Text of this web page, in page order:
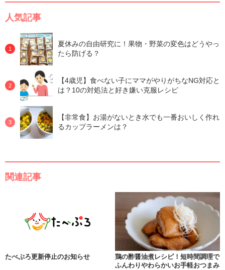
人気記事
夏休みの自由研究に！果物・野菜の変色はどうやっ
たら防げる？
【4歳児】食べない子にママがやりがちなNG対応と
は？10の対処法と好き嫌い克服レシピ
【非常食】お湯がないとき水でも一番おいしく作れ
るカップラーメンは？
関連記事
たべぷろ更新停止のお知らせ
鶏の酢醤油煮レシピ！短時間調理で
ふんわりやわらかいお手軽おつまみ